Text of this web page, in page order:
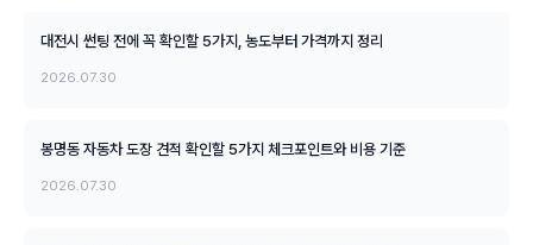
대전시 썬팅 전에 꼭 확인할 5가지, 농도부터 가격까지 정리
2026.07.30
봉명동 자동차 도장 견적 확인할 5가지 체크포인트와 비용 기준
2026.07.30